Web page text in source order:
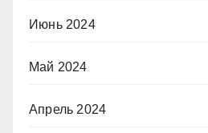
Июнь 2024
Май 2024
Апрель 2024